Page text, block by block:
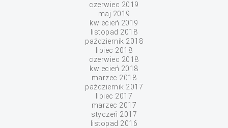
czerwiec 2019
maj 2019
kwiecień 2019
listopad 2018
październik 2018
lipiec 2018
czerwiec 2018
kwiecień 2018
marzec 2018
październik 2017
lipiec 2017
marzec 2017
styczeń 2017
listopad 2016